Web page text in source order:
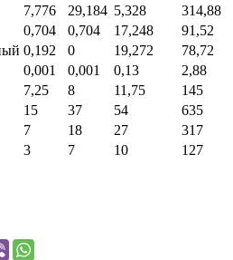
7,776 29,184 5,328
314,88
0,704 0,704 17,248
91,52
0,192 0 19,272
78,72
0,001 0,001 0,13
2,88
7,25 8 11,75
145
15 37 54
635
7 18 27
317
3 7 10 127